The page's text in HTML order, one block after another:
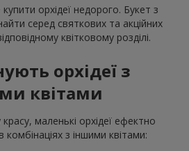
орхідеї недорого. Букет з
серед святкових та акційних
квітковому розділі.
орхідеї з
квітами
маленькі орхідеї ефектно
з іншими квітами: